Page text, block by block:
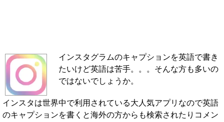
インスタグラムのキャプションを英語で書き
たいけど英語は苦手。。。そんな方も多いの
ではないでしょうか。
インスタは世界中で利用されている大人気アプリなので英語
のキャプションを書くと海外の方からも検索されたりコメン